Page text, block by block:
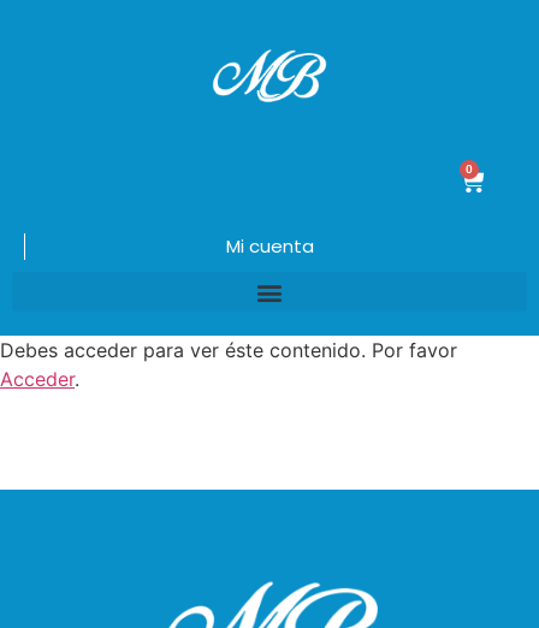
0
Mi cuenta
Debes acceder para ver éste contenido. Por favor
Acceder.